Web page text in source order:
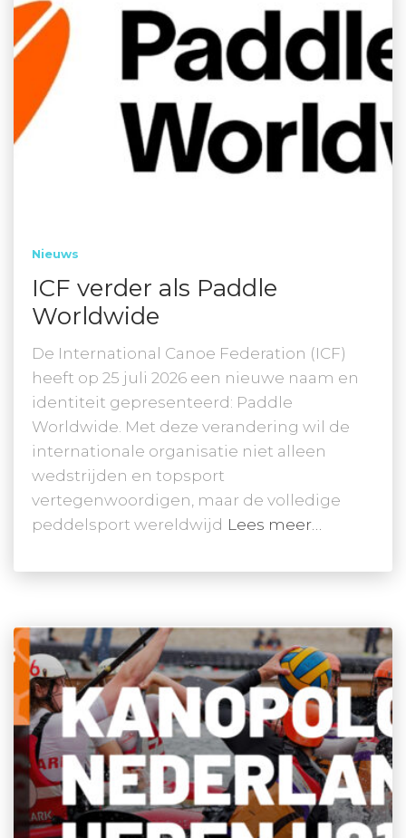
Nieuws
ICF verder als Paddle
Worldwide
De International Canoe Federation (ICF)
heeft op 25 juli 2026 een nieuwe naam en
identiteit gepresenteerd: Paddle
Worldwide. Met deze verandering wil de
internationale organisatie niet alleen
wedstrijden en topsport
vertegenwoordigen, maar de volledige
peddelsport wereldwijd Lees meer…